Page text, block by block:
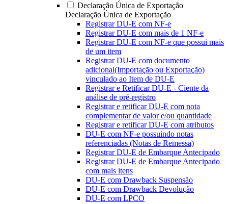
Declaração Única de Exportação
Declaração Única de Exportação
Registrar DU-E com NF-e
Registrar DU-E com mais de 1 NF-e
Registrar DU-E com NF-e que possui mais
de um item
Registrar DU-E com documento
adicional(Importação ou Exportação)
vinculado ao Item de DU-E
Registrar e Retificar DU-E - Ciente da
análise de pré-registro
Registrar e retificar DU-E com nota
complementar de valor e/ou quantidade
Registrar e retificar DU-E com atributos
DU-E com NF-e possuindo notas
referenciadas (Notas de Remessa)
Registrar DU-E de Embarque Antecipado
Registrar DU-E de Embarque Antecipado
com mais itens
DU-E com Drawback Suspensão
DU-E com Drawback Devolução
DU-E com LPCO